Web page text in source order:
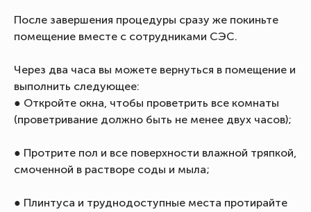
После завершения процедуры сразу же покиньте
помещение вместе с сотрудниками СЭС.
Через два часа вы можете вернуться в помещение и
выполнить следующее:
● Откройте окна, чтобы проветрить все комнаты
(проветривание должно быть не менее двух часов);
● Протрите пол и все поверхности влажной тряпкой,
смоченной в растворе соды и мыла;
● Плинтуса и труднодоступные места протирайте